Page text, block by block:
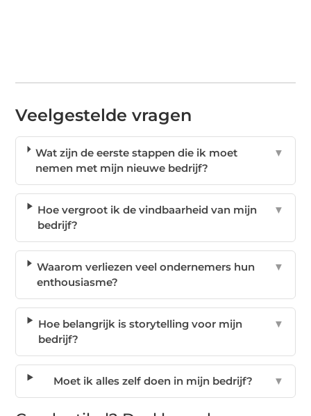
Veelgestelde vragen
Wat zijn de eerste stappen die ik moet
nemen met mijn nieuwe bedrijf?
▼
Hoe vergroot ik de vindbaarheid van mijn
bedrijf?
▼
Waarom verliezen veel ondernemers hun
enthousiasme?
▼
Hoe belangrijk is storytelling voor mijn
bedrijf?
▼
Moet ik alles zelf doen in mijn bedrijf? ▼